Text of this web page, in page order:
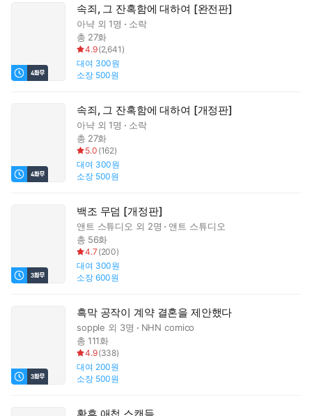
속죄, 그 잔혹함에 대하여 [완전판]
아냑외 1명
소락
총 27화
4.9(2,641 )
대여 300원
소장 500원
속죄, 그 잔혹함에 대하여 [개정판]
아냑외 1명
소락
총 27화
5.0 (162)
대여 300원
소장 500원
백조 무덤 [개정판]
앤트 스튜디오 외 2명
앤트 스튜디오
총 56화
4.7 (200)
대여 300원
소장 600원
흑막 공작이 계약 결혼을 제안했다
sopple 외 3명
NHN comico
총 111화
4.9(338)
대여 200원
소장 500원